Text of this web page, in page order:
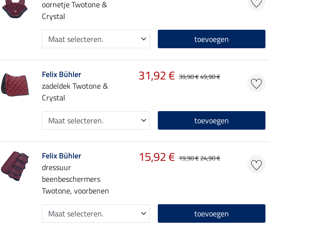
oornetje Twotone &
Crystal
toevoegen
Felix Bühler
zadeldek Twotone &
Crystal
31,92 € 39,90 €49,90 €
toevoegen
Felix Bühler
dressuur
beenbeschermers
Twotone, voorbenen
15,92 € 19,90 €24,90 €
toevoegen